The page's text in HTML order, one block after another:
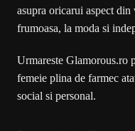
asupra oricarui aspect
frumoasa, la moda si
Urmareste Glamorous.ro
femeie plina de farmec
social si personal.